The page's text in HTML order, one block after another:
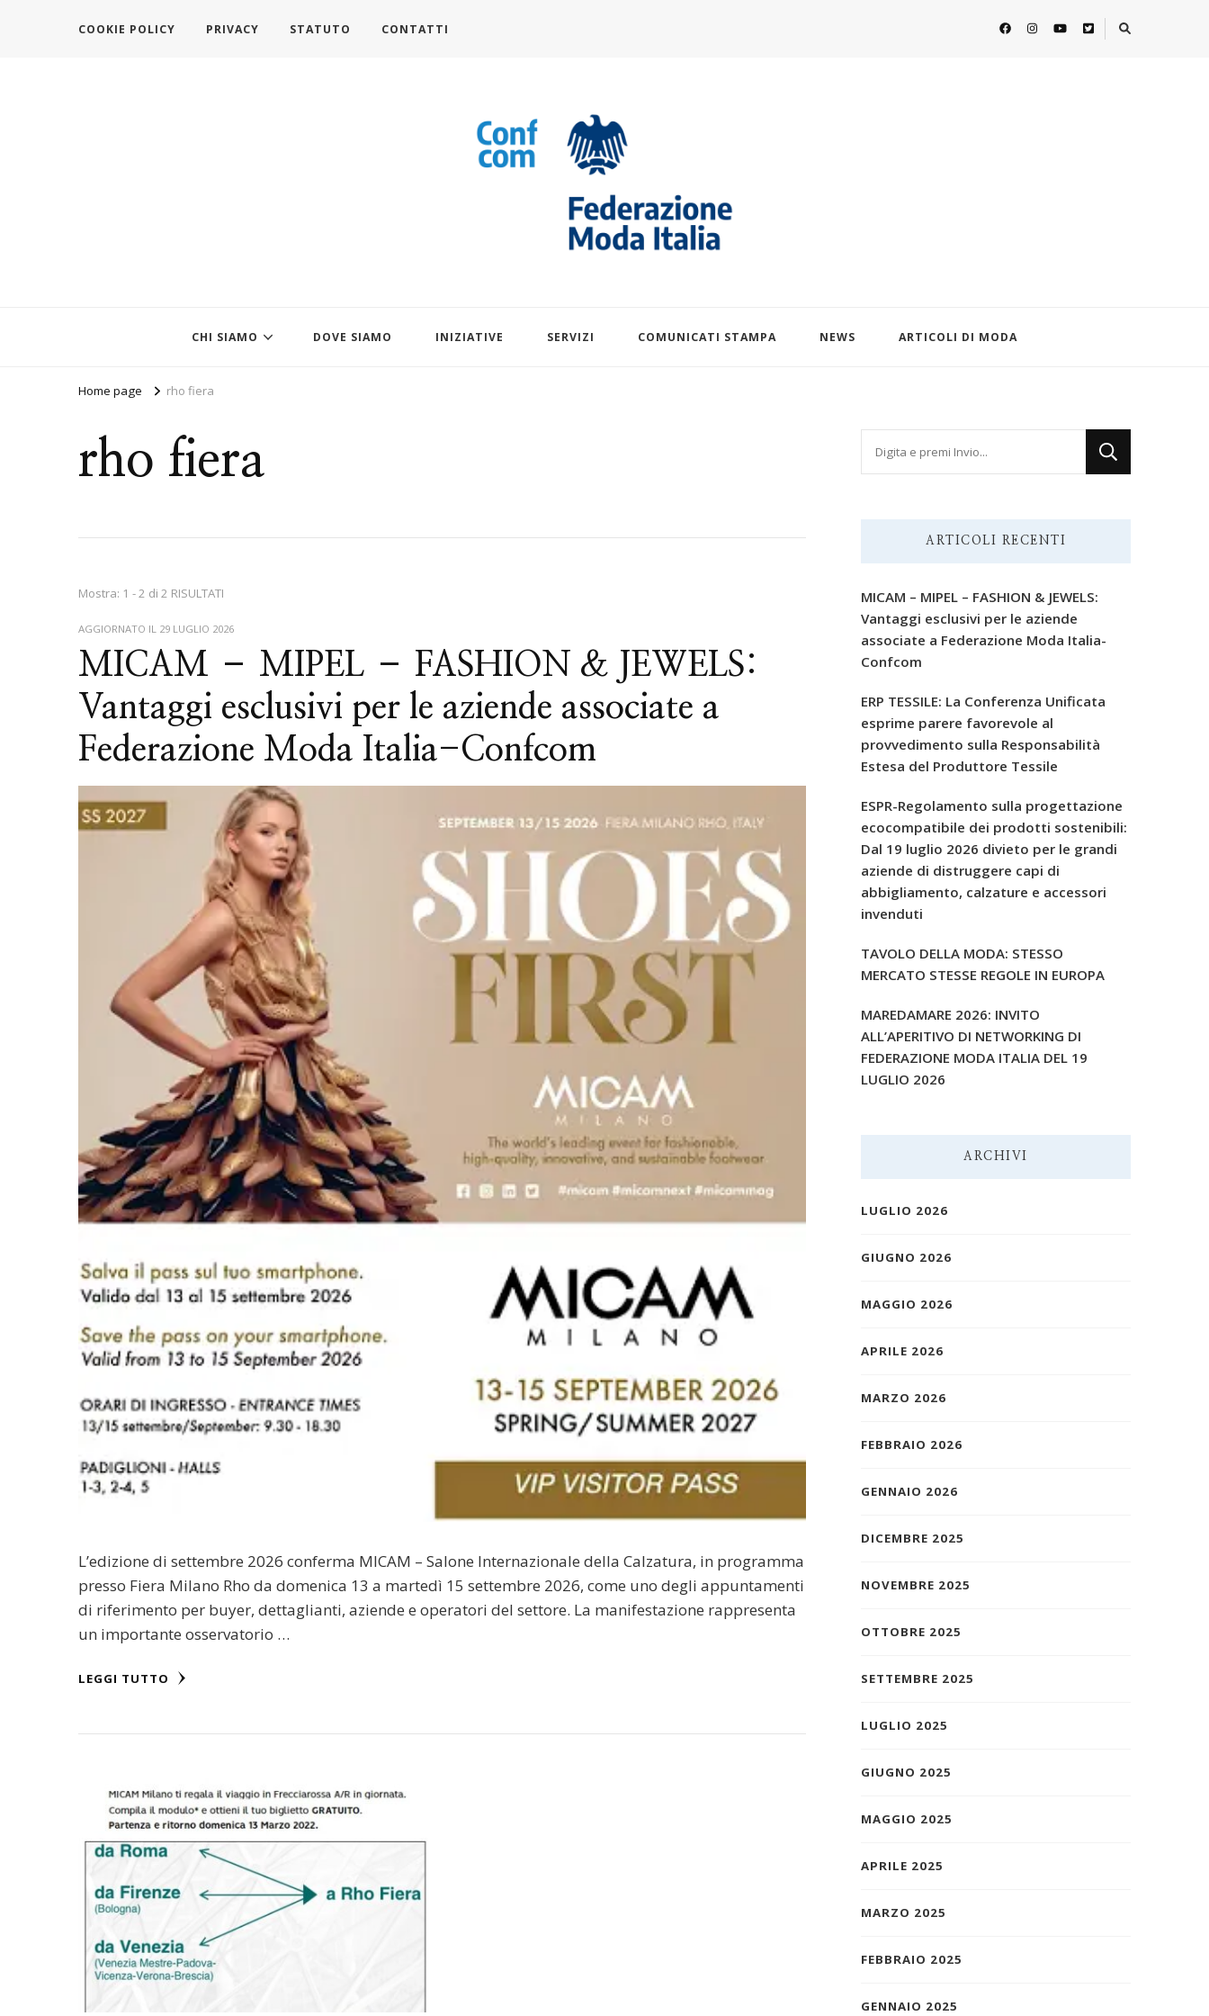
COOKIE POLICY PRIVACY STATUTO CONTATTI
CHI SIAMO DOVE SIAMO INIZIATIVE SERVIZI COMUNICATI STAMPA NEWS ARTICOLI DI MODA
Home page rho fiera
rho fiera
Mostra: 1 - 2 di 2 RISULTATI
AGGIORNATO IL 29 LUGLIO 2026
MICAM – MIPEL – FASHION & JEWELS:
Vantaggi esclusivi per le aziende associate a
Federazione Moda Italia-Confcom
L’edizione di settembre 2026 conferma MICAM – Salone Internazionale della Calzatura, in programma
presso Fiera Milano Rho da domenica 13 a martedì 15 settembre 2026, come uno degli appuntamenti
di riferimento per buyer, dettaglianti, aziende e operatori del settore. La manifestazione rappresenta
un importante osservatorio …
LEGGI TUTTO
ARTICOLI RECENTI
MICAM – MIPEL – FASHION & JEWELS:
Vantaggi esclusivi per le aziende
associate a Federazione Moda Italia-
Confcom
ERP TESSILE: La Conferenza Unificata
esprime parere favorevole al
provvedimento sulla Responsabilità
Estesa del Produttore Tessile
ESPR-Regolamento sulla progettazione
ecocompatibile dei prodotti sostenibili:
Dal 19 luglio 2026 divieto per le grandi
aziende di distruggere capi di
abbigliamento, calzature e accessori
invenduti
TAVOLO DELLA MODA: STESSO
MERCATO STESSE REGOLE IN EUROPA
MAREDAMARE 2026: INVITO
ALL’APERITIVO DI NETWORKING DI
FEDERAZIONE MODA ITALIA DEL 19
LUGLIO 2026
ARCHIVI
LUGLIO 2026
GIUGNO 2026
MAGGIO 2026
APRILE 2026
MARZO 2026
FEBBRAIO 2026
GENNAIO 2026
DICEMBRE 2025
NOVEMBRE 2025
OTTOBRE 2025
SETTEMBRE 2025
LUGLIO 2025
GIUGNO 2025
MAGGIO 2025
APRILE 2025
MARZO 2025
FEBBRAIO 2025
GENNAIO 2025